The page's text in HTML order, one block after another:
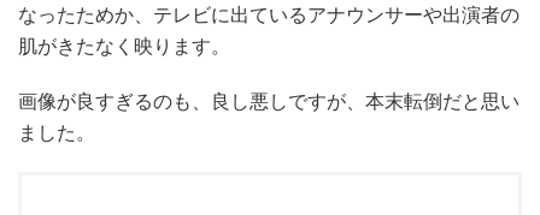
なったためか、テレビに出ているアナウンサーや出演者の
肌がきたなく映ります。
画像が良すぎるのも、良し悪しですが、本末転倒だと思い
ました。